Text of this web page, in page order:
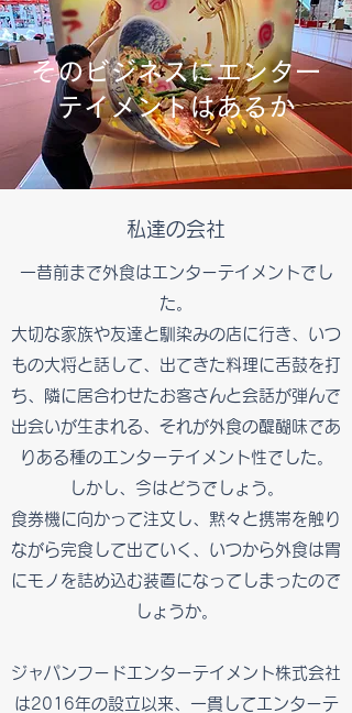
私達の会社
一昔前まで外食はエンターテイメントでし
た。
大切な家族や友達と馴染みの店に行き、いつ
もの大将と話して、出てきた料理に舌鼓を打
ち、隣に居合わせたお客さんと会話が弾んで
出会いが生まれる、それが外食の醍醐味であ
りある種のエンターテイメント性でした。
しかし、今はどうでしょう。
食券機に向かって注文し、黙々と携帯を触り
ながら完食して出ていく、いつから外食は胃
にモノを詰め込む装置になってしまったので
しょうか。
ジャパンフードエンターテイメント株式会社
は2016年の設立以来、一貫してエンターテ
そのビジネスにエンター
テイメントはあるか